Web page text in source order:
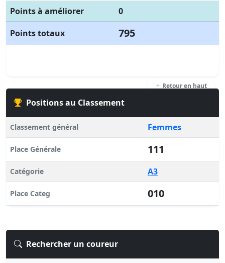
Points à améliorer
0
Points totaux
795
Retour en haut
Positions au Classement
Classement général Femmes
Place Générale 111
Catégorie A3
Place Categ 010
Rechercher un coureur